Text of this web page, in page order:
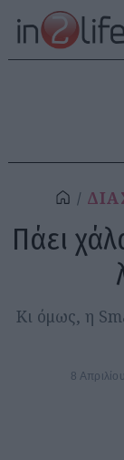
Πάει
Κι όμως, η
8